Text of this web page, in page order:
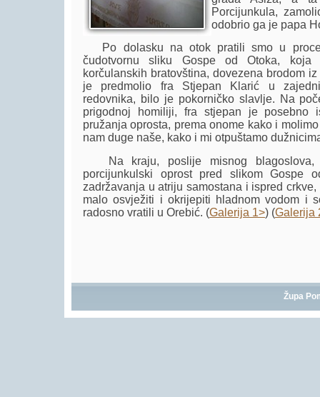
Porcijunkula,
odobrio ga je papa
Po dolasku na otok pratili smo u
čudotvornu sliku Gospe od Otoka,
korčulanskih bratovština, dovezena brodom
je predmolio fra Stjepan Klarić u
redovnika, bilo je pokorničko slavlje. Na
prigodnoj homiliji, fra stjepan je posebno
pružanja oprosta, prema onome kako i molimo
nam duge naše, kako i mi otpuštamo
Na kraju, poslije misnog blagoslova,
porcijunkulski oprost pred slikom Gospe
zadržavanja u atriju samostana i ispred
malo osvježiti i okrijepiti hladnom vodom i
radosno vratili u Orebić. (Galerija 1>) (Galerija
Župa